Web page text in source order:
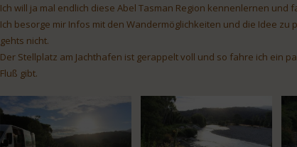
Ich will ja mal endlich diese Abel Tasman Region kennenlernen
Ich besorge mir Infos mit den Wandermöglichkeiten und die Idee
gehts nicht.
Der Stellplatz am Jachthafen ist gerappelt voll und so fahre ich ein
Fluß gibt.